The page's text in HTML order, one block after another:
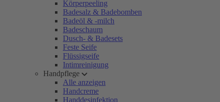
Körperpeeling
Badesalz & Badebomben
Badeöl & -milch
Badeschaum
Dusch- & Badesets
Feste Seife
Flüssigseife
Intimreinigung
Handpflege
Alle anzeigen
Handcreme
Handdesinfektion